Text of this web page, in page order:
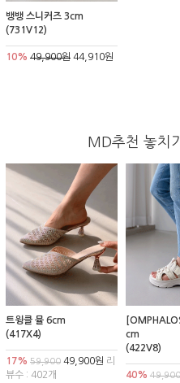
뱅뱅 스니커즈 3cm
(731V12)
10% 49,900원 44,910원
MD추천 놓치
트윙클 뮬 6cm
(417X4)
17% 59,900 49,900원 리
뷰수 : 402개
cm
(422V8)
40% 49,900